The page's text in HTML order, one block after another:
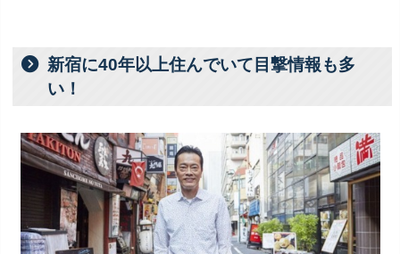
新宿に40年以上住んでいて目撃情報も多
い！